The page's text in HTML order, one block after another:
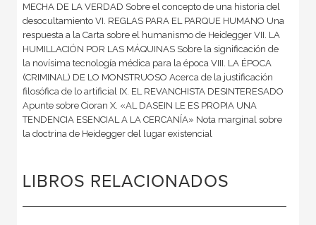
MECHA DE LA VERDAD Sobre el concepto de una historia del
desocultamiento VI. REGLAS PARA EL PARQUE HUMANO Una
respuesta a la Carta sobre el humanismo de Heidegger VII. LA
HUMILLACIÓN POR LAS MÁQUINAS Sobre la significación de
la novísima tecnología médica para la época VIII. LA ÉPOCA
(CRIMINAL) DE LO MONSTRUOSO Acerca de la justificación
filosófica de lo artificial IX. EL REVANCHISTA DESINTERESADO
Apunte sobre Cioran X. «AL DASEIN LE ES PROPIA UNA
TENDENCIA ESENCIAL A LA CERCANÍA» Nota marginal sobre
la doctrina de Heidegger del lugar existencial
LIBROS RELACIONADOS